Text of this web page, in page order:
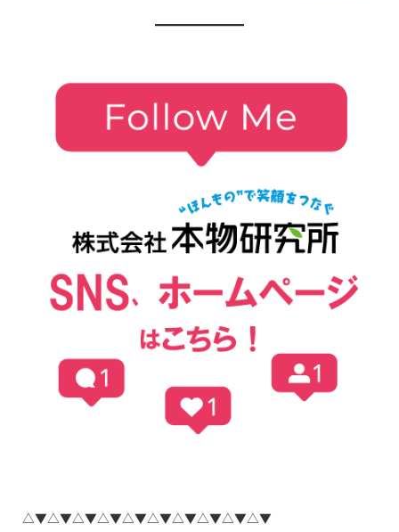
△▼△▼△▼△▼△▼△▼△▼△▼△▼△▼